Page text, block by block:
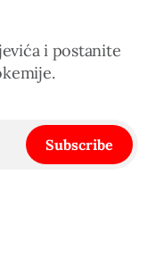
i postanite
Subscribe